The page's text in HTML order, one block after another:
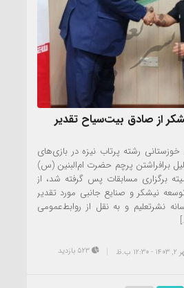
از صادق بیت‌سیاح تقدیر
رشته پرتاب نیزه در بازی‌های
برافراشتن پرچم حضرت ام‌البنین (س)
برگزاری مسابقات پس گرفته شد، از
نیشکر و صنایع جانبی مورد تقدیر
نشرتعلیم و به نقل از روابط‌عمومی
ب.ظ